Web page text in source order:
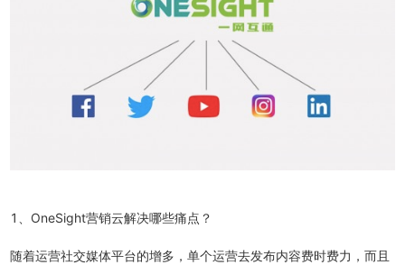
1、OneSight营销云解决哪些痛点？
随着运营社交媒体平台的增多，单个运营去发布内容费时费力，而且